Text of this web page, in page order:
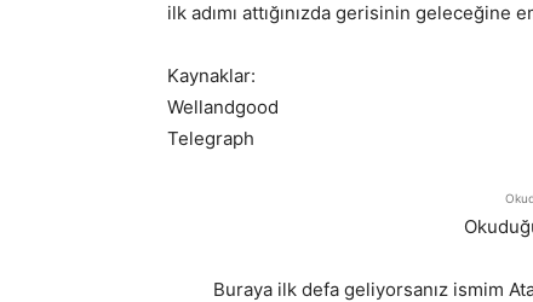
ilk adımı attığınızda gerisinin geleceğine
Kaynaklar:
Wellandgood
Telegraph
Buraya ilk defa geliyorsanız ismim